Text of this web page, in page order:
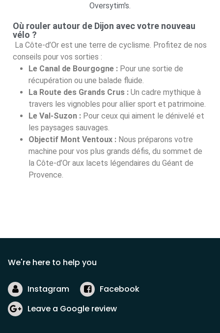
Oversytim's.
Où rouler autour de Dijon avec votre nouveau
vélo ?
La Côte-d’Or est une terre de cyclisme. Profitez de nos
conseils pour vos sorties :
Le Canal de Bourgogne : Pour une sortie de
récupération ou une balade fluide.
La Route des Grands Crus : Un cadre mythique à
travers les vignobles pour allier sport et patrimoine.
Le Val-Suzon : Pour ceux qui aiment le dénivelé et
les paysages sauvages.
Objectif Mont Ventoux : Nous préparons votre
machine pour vos plus grands défis, du sommet de
la Côte-d’Or aux lacets légendaires du Géant de
Provence.
We're here to help you
Instagram
Facebook
Leave a Google review